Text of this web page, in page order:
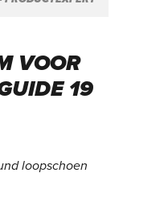
VOOR
19
loopschoen